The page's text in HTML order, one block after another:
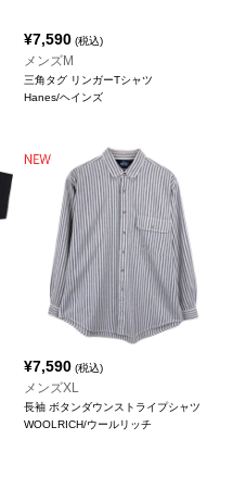
¥7,590 (税込)
メンズM
三角タグ リンガーTシャツ
Hanes/ヘインズ
¥7,590 (税込)
メンズXL
長袖 ボタンダウンストライプシャツ
WOOLRICH/ウールリッチ